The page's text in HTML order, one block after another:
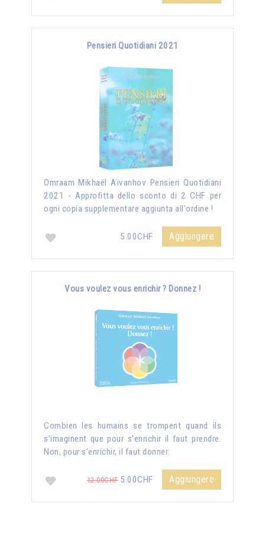
Pensieri Quotidiani 2021
Omraam Mikhaël Aïvanhov Pensieri Quotidiani
2021 - Approfitta dello sconto di 2 CHF per
ogni copia supplementare aggiunta all'ordine !
5.00CHF Aggiungere
Vous voulez vous enrichir ? Donnez !
Combien les humains se trompent quand ils
s’imaginent que pour s’enrichir il faut prendre.
Non, pour s’enrichir, il faut donner.
12.00CHF5.00CHF Aggiungere